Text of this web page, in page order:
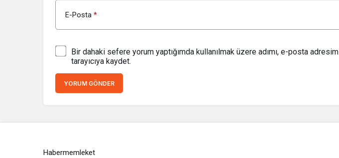
E-Posta *
Bir dahaki sefere yorum yaptığımda kullanılmak üzere adımı, e-posta
tarayıcıya kaydet.
YORUM GÖNDER
Habermemleket